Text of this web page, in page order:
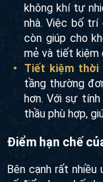
không khí tự
nhà. Việc bố
còn giúp cho
mẻ và tiết kiệm
Tiết kiệm thời
tầng thường
hơn. Với sự
thầu phù hợp,
Điểm hạn chế
Bên cạnh rất